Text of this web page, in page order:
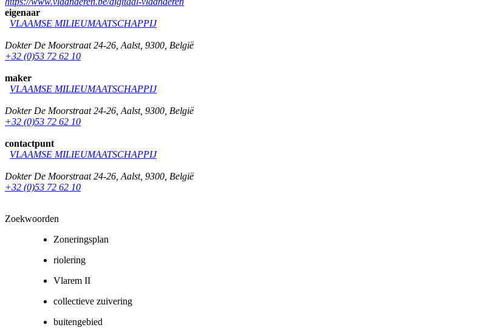
eigenaar
VLAAMSE MILIEUMAATSCHAPPIJ
Dokter De Moorstraat 24-26 Aalst, 9300 België
+32 (0)53 72 62 10
maker
VLAAMSE MILIEUMAATSCHAPPIJ
Dokter De Moorstraat 24-26 Aalst, 9300 België
+32 (0)53 72 62 10
contactpunt
VLAAMSE MILIEUMAATSCHAPPIJ
Dokter De Moorstraat 24-26 Aalst, 9300 België
+32 (0)53 72 62 10
Zoekwoorden
Zoneringsplan
riolering
Vlarem II
collectieve zuivering
buitengebied